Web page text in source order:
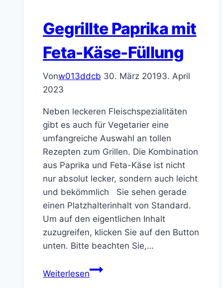
Gegrillte Paprika mit
Feta-Käse-Füllung
Vonw013ddcb 30. März 20193. April
2023
Neben leckeren Fleischspezialitäten
gibt es auch für Vegetarier eine
umfangreiche Auswahl an tollen
Rezepten zum Grillen. Die Kombination
aus Paprika und Feta-Käse ist nicht
nur absolut lecker, sondern auch leicht
und bekömmlich Sie sehen gerade
einen Platzhalterinhalt von Standard.
Um auf den eigentlichen Inhalt
zuzugreifen, klicken Sie auf den Button
unten. Bitte beachten Sie,…
WeiterlesenGegrillte